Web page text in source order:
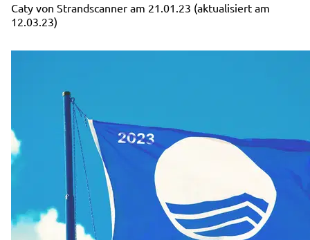
Caty von Strandscanner am 21.01.23 (aktualisiert am
12.03.23)